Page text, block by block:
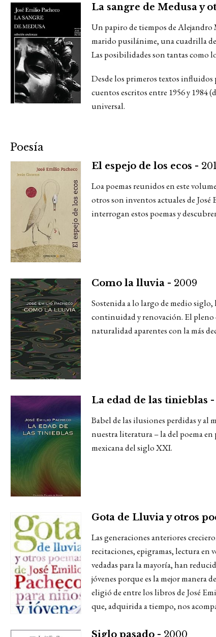
La sangre de Medusa y
Un papiro de tiempos de Alejandro
marido pusilánime, una cuadrilla
Las posibilidades son tantas como
Desde los primeros textos influidos
cuentos escritos entre 1956 y 1984
universal.
Poesía
El espejo de los ecos -
Loa poemas reunidos en este
otros son inventos actuales de
interrogan estos poemas y
Como la lluvia - 2009
Sostenida a lo largo de medio
continuidad y renovación. El pleno
naturalidad aparentes con la más
La edad de las tinieblas -
Babel de las ilusiones perdidas y al
nuestra literatura – la del poema en
mexicana del siglo XXI.
Gota de Lluvia y otros
Las generaciones anteriores
recitaciones, epigramas, lectura en
vedadas para la mayoría, han
jóvenes porque es la mejor
eligió de entre los libros de José
que, adquirida a tiempo, nos
Siglo pasado - 2000